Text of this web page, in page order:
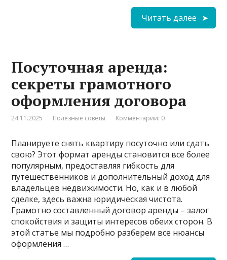
Читать далее
Посуточная аренда:
секреты грамотного
оформления договора
24.11.2025 Полезные советы Комментарии: 0
Планируете снять квартиру посуточно или сдать
свою? Этот формат аренды становится все более
популярным, предоставляя гибкость для
путешественников и дополнительный доход для
владельцев недвижимости. Но, как и в любой
сделке, здесь важна юридическая чистота.
Грамотно составленный договор аренды – залог
спокойствия и защиты интересов обеих сторон. В
этой статье мы подробно разберем все нюансы
оформления …